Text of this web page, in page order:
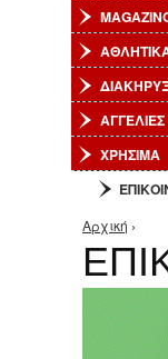
ΑΓΓΕΛΙΕΣ
ΧΡΗΣΙΜΑ
Είστε
Αρχική ›